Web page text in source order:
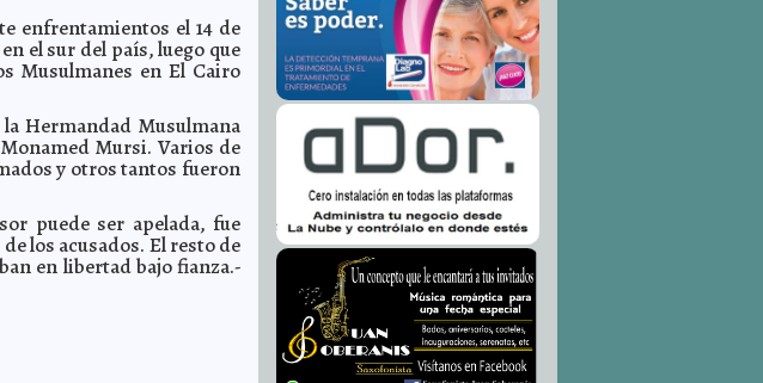
enfrentamientos el 14 de
el sur del país, luego que
Musulmanes en El Cairo
Hermandad Musulmana
Mursi. Varios de
y otros tantos fueron
puede ser apelada, fue
los acusados. El resto de
en libertad bajo fianza.-